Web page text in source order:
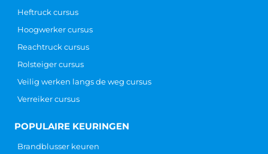
Heftruck cursus
Hoogwerker cursus
Reachtruck cursus
Rolsteiger cursus
Veilig werken langs de weg cursus
Verreiker cursus
POPULAIRE KEURINGEN
Brandblusser keuren